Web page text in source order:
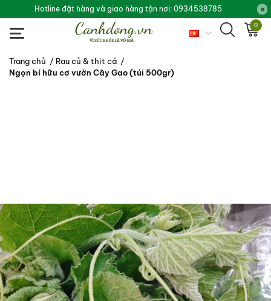
Hotline đặt hàng và giao hàng tận nơi: 0934538785
0
Trang chủ / Rau củ & thịt cá /
Ngọn bí hữu cơ vườn Cây Gạo (túi 500gr)